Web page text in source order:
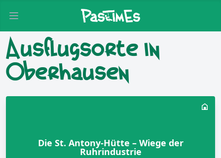
Open main menu
Ausflugsorte in
Oberhausen
Die St. Antony-Hütte – Wiege der
Ruhrindustrie